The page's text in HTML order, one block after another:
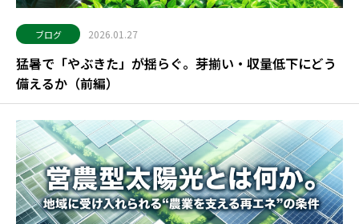
ブログ 2026.01.27
猛暑で「やぶきた」が揺らぐ。芽揃い・収量低下にどう
備えるか（前編）